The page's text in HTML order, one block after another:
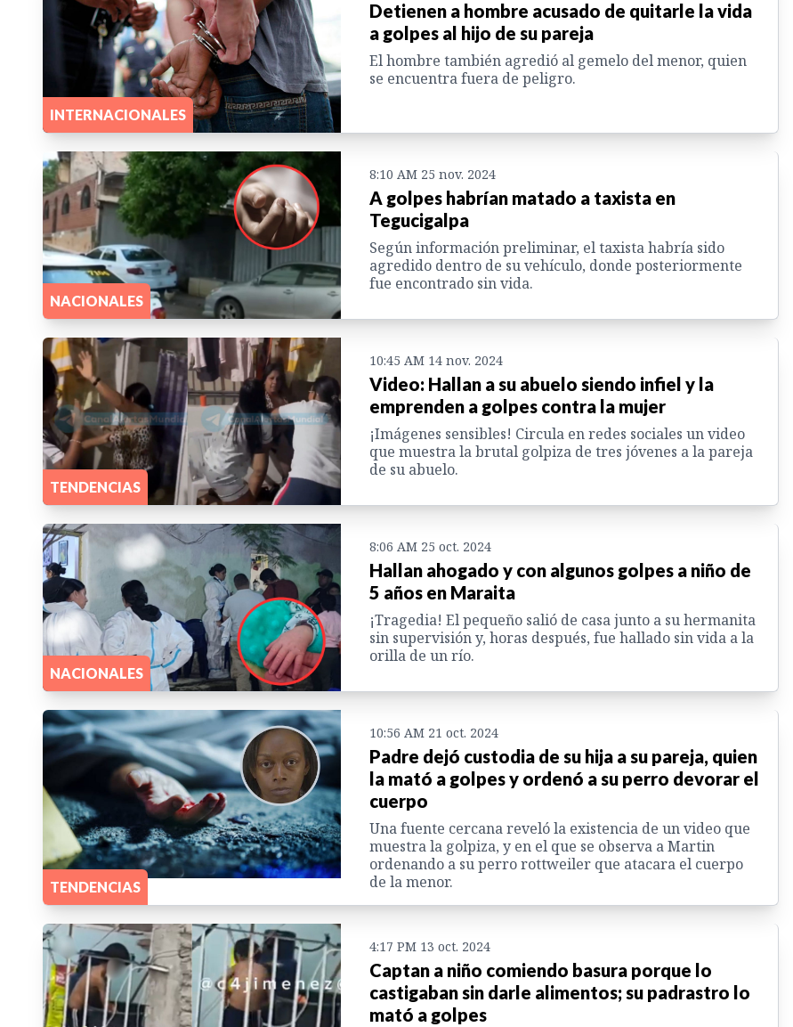
INTERNACIONALES
Detienen a hombre acusado de quitarle la vida
a golpes al hijo de su pareja
El hombre también agredió al gemelo del menor, quien
se encuentra fuera de peligro.
NACIONALES
8:10 AM 25 nov. 2024
A golpes habrían matado a taxista en
Tegucigalpa
Según información preliminar, el taxista habría sido
agredido dentro de su vehículo, donde posteriormente
fue encontrado sin vida.
TENDENCIAS
10:45 AM 14 nov. 2024
Video: Hallan a su abuelo siendo infiel y la
emprenden a golpes contra la mujer
¡Imágenes sensibles! Circula en redes sociales un video
que muestra la brutal golpiza de tres jóvenes a la pareja
de su abuelo.
NACIONALES
8:06 AM 25 oct. 2024
Hallan ahogado y con algunos golpes a niño de
5 años en Maraita
¡Tragedia! El pequeño salió de casa junto a su hermanita
sin supervisión y, horas después, fue hallado sin vida a la
orilla de un río.
TENDENCIAS
10:56 AM 21 oct. 2024
Padre dejó custodia de su hija a su pareja, quien
la mató a golpes y ordenó a su perro devorar el
cuerpo
Una fuente cercana reveló la existencia de un video que
muestra la golpiza, y en el que se observa a Martin
ordenando a su perro rottweiler que atacara el cuerpo
de la menor.
4:17 PM 13 oct. 2024
Captan a niño comiendo basura porque lo
castigaban sin darle alimentos; su padrastro lo
mató a golpes